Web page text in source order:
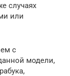
случаях
или
с
модели,